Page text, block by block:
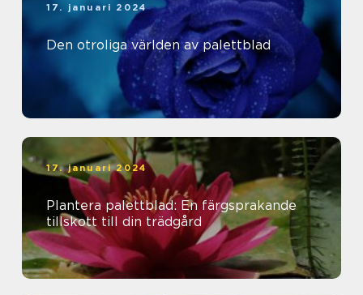
17. januari 2024
Den otroliga världen av palettblad
17. januari 2024
Plantera palettblad: En färgsprakande
tillskott till din trädgård